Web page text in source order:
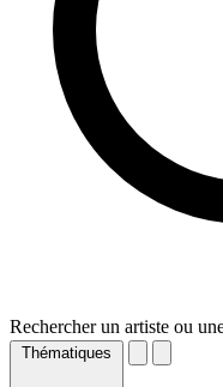
Rechercher un artiste ou
Thématiques